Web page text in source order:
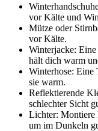
vor Kälte und
Mütze oder
vor Kälte.
Winterjacke:
hält dich warm
Winterhose: Eine
sie warm.
Reflektierende
schlechter Sicht
Lichter: Montiere
um im Dunkeln